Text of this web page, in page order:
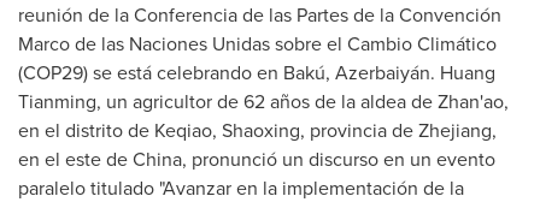
reunión de la Conferencia de las Partes de la Convención
Marco de las Naciones Unidas sobre el Cambio Climático
(COP29)se está celebrando en Bakú, Azerbaiyán. Huang
Tianming, un agricultor de 62 años de la aldea de Zhan'ao,
en el distrito de Keqiao, Shaoxing, provincia deZhejiang,
en el este deChina, pronunció un discurso en un evento
paralelo titulado "Avanzar en la implementación de la